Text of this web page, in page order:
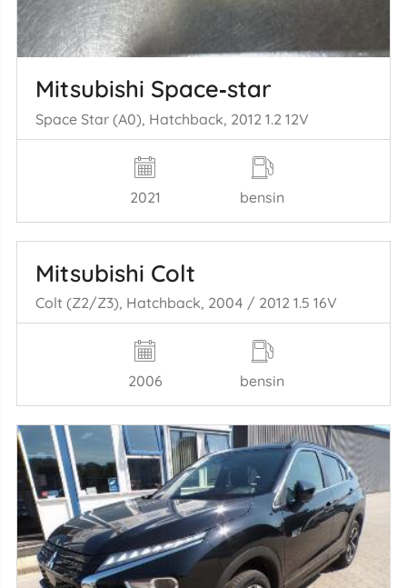
Mitsubishi Space‑star
Space Star (A0), Hatchback, 2012 1.2 12V
2021 bensin
Mitsubishi Colt
Colt (Z2/Z3), Hatchback, 2004 / 2012 1.5 16V
2006 bensin